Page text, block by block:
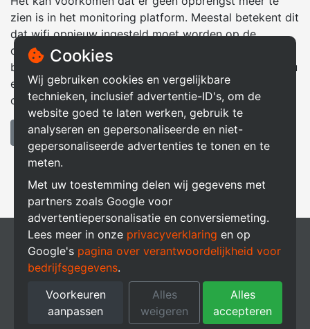
Cookies
Wij gebruiken cookies en vergelijkbare
technieken, inclusief advertentie-ID's, om de
website goed te laten werken, gebruik te
analyseren en gepersonaliseerde en niet-
gepersonaliseerde advertenties te tonen en te
meten.
Met uw toestemming delen wij gegevens met
partners zoals Google voor
advertentiepersonalisatie en conversiemeting.
Lees meer in onze privacyverklaring en op
Google's pagina over verantwoordelijkheid voor
bedrijfsgegevens.
Voorkeuren
aanpassen
Alles
weigeren
Alles
accepteren
zien is in het monitoring platform. Meestal betekent dit
dat wifi opnieuw ingesteld moet worden op de
omvormer. Oorzaken hiervan kunnen zijn dat u
bijvoorbeeld een nieuwe router heeft. Hieronder vind u
een handleiding om wifi opnieuw in te stellen op uw
omvormer.
Handleiding wifi instellen
Producten
Thuisbatterij